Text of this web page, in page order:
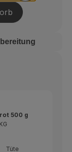
500 g
KG
Tüte